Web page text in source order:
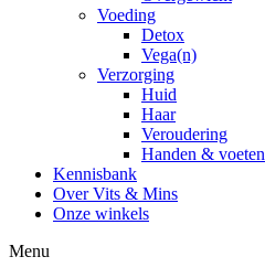
Voeding
Detox
Vega(n)
Verzorging
Huid
Haar
Veroudering
Handen & voeten
Kennisbank
Over Vits & Mins
Onze winkels
Menu